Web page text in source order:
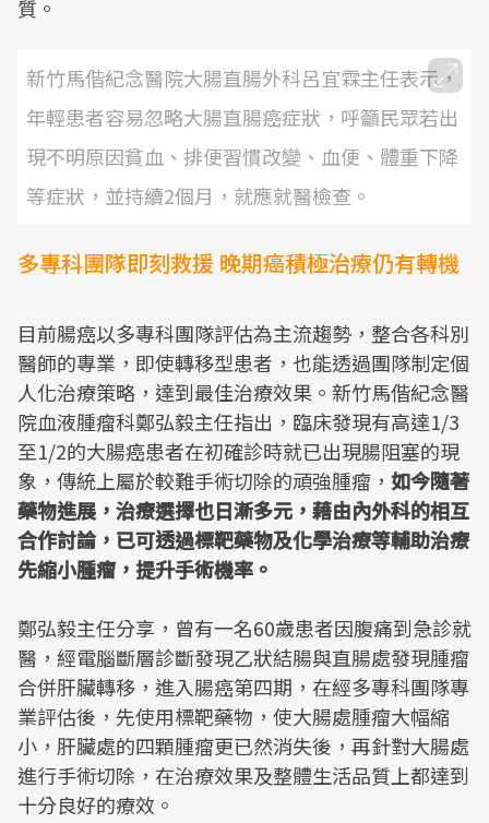
質。
新竹馬偕紀念醫院大腸直腸外科呂宜霖主任表示，
年輕患者容易忽略大腸直腸癌症狀，呼籲民眾若出
現不明原因貧血、排便習慣改變、血便、體重下降
等症狀，並持續2個月，就應就醫檢查。
多專科團隊即刻救援 晚期癌積極治療仍有轉機
目前腸癌以多專科團隊評估為主流趨勢，整合各科別
醫師的專業，即使轉移型患者，也能透過團隊制定個
人化治療策略，達到最佳治療效果。新竹馬偕紀念醫
院血液腫瘤科鄭弘毅主任指出，臨床發現有高達1/3
至1/2的大腸癌患者在初確診時就已出現腸阻塞的現
象，傳統上屬於較難手術切除的頑強腫瘤， 如今隨著
藥物進展，治療選擇也日漸多元，藉由內外科的相互
合作討論，已可透過標靶藥物及化學治療等輔助治療
先縮小腫瘤，提升手術機率。
鄭弘毅主任分享，曾有一名60歲患者因腹痛到急診就
醫，經電腦斷層診斷發現乙狀結腸與直腸處發現腫瘤
合併肝臟轉移，進入腸癌第四期，在經多專科團隊專
業評估後，先使用標靶藥物，使大腸處腫瘤大幅縮
小，肝臟處的四顆腫瘤更已然消失後，再針對大腸處
進行手術切除，在治療效果及整體生活品質上都達到
十分良好的療效。